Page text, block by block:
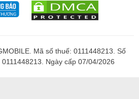
Mã số thuế: 0111448213. Số
Ngày cấp 07/04/2026